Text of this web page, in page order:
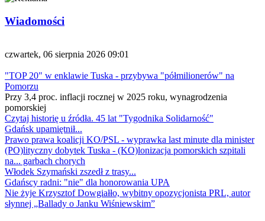
Wiadomości
czwartek, 06 sierpnia 2026 09:01
"TOP 20" w enklawie Tuska - przybywa "półmilionerów" na
Pomorzu
Przy 3,4 proc. inflacji rocznej w 2025 roku, wynagrodzenia
pomorskiej
Czytaj historię u źródła. 45 lat "Tygodnika Solidarność"
Gdańsk upamiętnił...
Prawo prawa koalicji KO/PSL - wyprawka last minute dla minister
(PO)lityczny dobytek Tuska - (KO)lonizacja pomorskich szpitali
na... garbach chorych
Włodek Szymański zszedł z trasy...
Gdańscy radni: "nie" dla honorowania UPA
Nie żyje Krzysztof Dowgiałło, wybitny opozycjonista PRL, autor
słynnej „Ballady o Janku Wiśniewskim”